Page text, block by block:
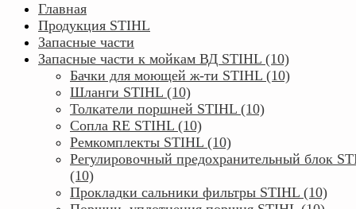
Главная
Продукция STIHL
Запасные части
Запасные части к мойкам ВД STIHL (10)
Бачки для моющей ж-ти STIHL (10)
Шланги STIHL (10)
Толкатели поршней STIHL (10)
Сопла RE STIHL (10)
Ремкомплекты STIHL (10)
Регулировочный предохранительный блок
(10)
Прокладки сальники фильтры STIHL (10)